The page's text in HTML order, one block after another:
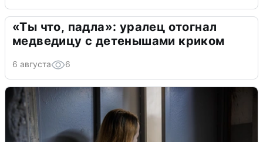
«Ты что, падла»: уралец отогнал
медведицу с детенышами криком
6 августа 6